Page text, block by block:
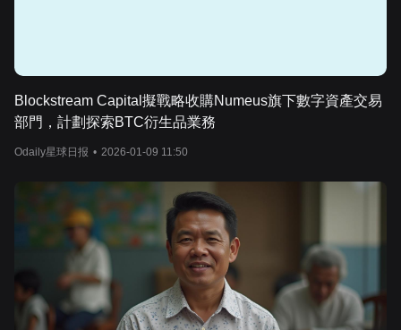
Blockstream Capital擬戰略收購Numeus旗下數字資產交易
部門，計劃探索BTC衍生品業務
Odaily星球日报 • 2026-01-09 11:50